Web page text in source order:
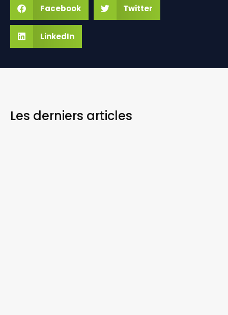
Facebook Twitter
LinkedIn
Les derniers articles